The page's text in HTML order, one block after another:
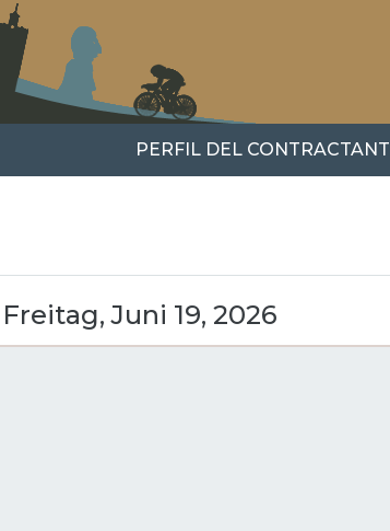
PERFIL DEL CONTRACTANT
Freitag, Juni 19, 2026